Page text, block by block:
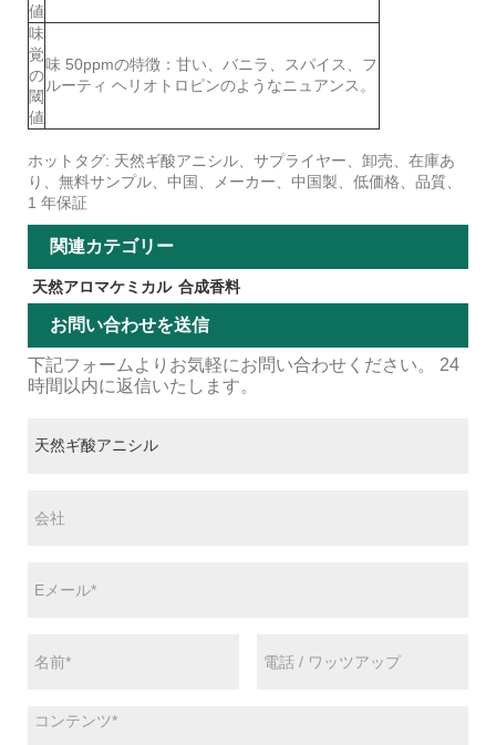
値
味
覚
の
閾
値
味 50ppmの特徴：甘い、バニラ、スパイス、フ
ルーティ ヘリオトロピンのようなニュアンス。
ホットタグ: 天然ギ酸アニシル、サプライヤー、卸売、在庫あ
り、無料サンプル、中国、メーカー、中国製、低価格、品質、
1 年保証
関連カテゴリー
天然アロマケミカル 合成香料
お問い合わせを送信
下記フォームよりお気軽にお問い合わせください。 24
時間以内に返信いたします。